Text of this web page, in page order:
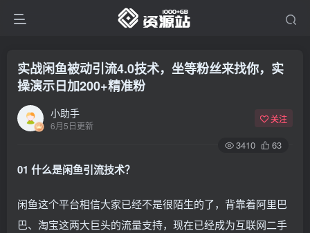
实战闲鱼被动引流4.0技术，坐等粉丝来找你，实
操演示日加200+精准粉
小助手
6月5日更新
关注
3410 63
01 什么是闲鱼引流技术？
闲鱼这个平台相信大家已经不是很陌生的了，背靠着阿里巴
巴、淘宝这两大巨头的流量支持，现在已经成为互联网二手